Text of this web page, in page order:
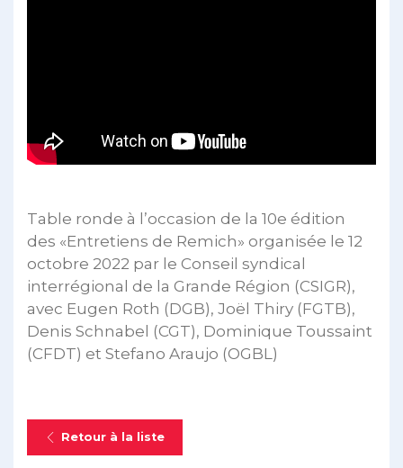
Table ronde à l’occasion de la 10e édition
des «Entretiens de Remich» organisée le 12
octobre 2022 par le Conseil syndical
interrégional de la Grande Région (CSIGR),
avec Eugen Roth (DGB), Joël Thiry (FGTB),
Denis Schnabel (CGT), Dominique Toussaint
(CFDT) et Stefano Araujo (OGBL)
Retour à la liste